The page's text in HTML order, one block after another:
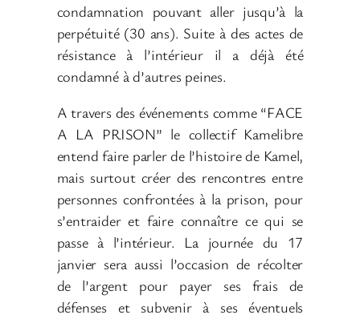
condamnation pouvant aller jusqu’à la
perpétuité (30 ans). Suite à des actes de
résistance à l’intérieur il a déjà été
condamné à d’autres peines.
A travers des événements comme “FACE
A LA PRISON” le collectif Kamelibre
entend faire parler de l’histoire de Kamel,
mais surtout créer des rencontres entre
personnes confrontées à la prison, pour
s’entraider et faire connaître ce qui se
passe à l’intérieur. La journée du 17
janvier sera aussi l’occasion de récolter
de l’argent pour payer ses frais de
défenses et subvenir à ses éventuels